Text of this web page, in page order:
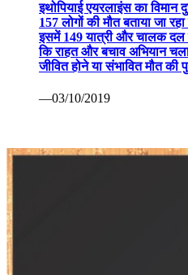
इथोपियाई एयरलाइंस का
157 लोगों की मौत बताया जा
इसमें 149 यात्री और चालक
कि राहत और बचाव अभियान
जीवित होने या संभावित मौत की
—03/10/2019